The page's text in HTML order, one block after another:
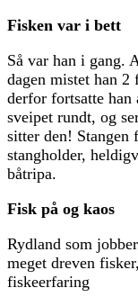
Fisken var i bett
Så var han i gang.
dagen mistet han
derfor fortsatte han
sveipet rundt, og
sitter den! Stangen
stangholder,
båtripa.
Fisk på og kaos
Rydland som
meget dreven
fiskeerfaring